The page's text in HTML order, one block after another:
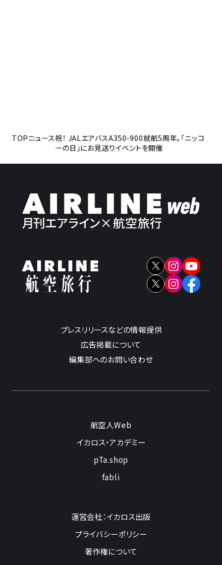
TOPニュース祝！ JALエアバスA350-900就航5周年。「ニッコ
ーの日」にお見送りイベントを開催
プレスリリースなどの情報提供
広告掲載について
編集部へのお問い合わせ
航空人Web
イカロス・アカデミー
pTa.shop
fabli
運営会社：イカロス出版
プライバシーポリシー
著作権について